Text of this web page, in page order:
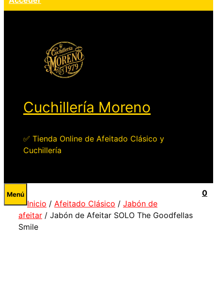
Cuchillería Moreno
✅ Tienda Online de Afeitado Clásico y
Cuchillería
0
Menú
Inicio / Afeitado Clásico / Jabón de
afeitar / Jabón de Afeitar SOLO The Goodfellas
Smile